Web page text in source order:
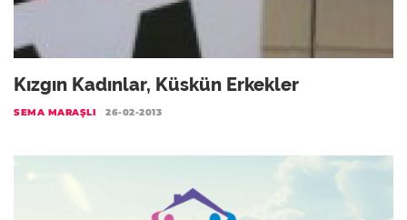
Kızgın Kadınlar, Küskün Erkekler
SEMA MARAŞLI 26-02-2013